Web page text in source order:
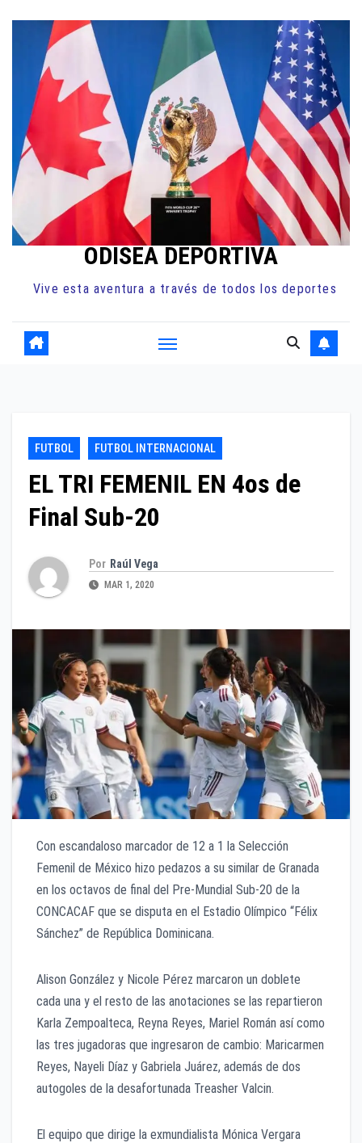
contenido
ODISEA DEPORTIVA
Vive esta aventura a través de todos los deportes
FUTBOL FUTBOL INTERNACIONAL
EL TRI FEMENIL EN 4os de
Final Sub-20
Por Raúl Vega
MAR 1, 2020
Con escandaloso marcador de 12 a 1 la Selección
Femenil de México hizo pedazos a su similar de Granada
en los octavos de final del Pre-Mundial Sub-20 de la
CONCACAF que se disputa en el Estadio Olímpico “Félix
Sánchez” de República Dominicana.
Alison González y Nicole Pérez marcaron un doblete
cada una y el resto de las anotaciones se las repartieron
Karla Zempoalteca, Reyna Reyes, Mariel Román así como
las tres jugadoras que ingresaron de cambio: Maricarmen
Reyes, Nayeli Díaz y Gabriela Juárez, además de dos
autogoles de la desafortunada Treasher Valcin.
El equipo que dirige la exmundialista Mónica Vergara